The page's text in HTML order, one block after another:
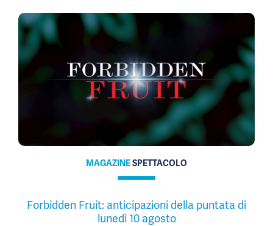
MAGAZINESPETTACOLO
Forbidden Fruit: anticipazioni della puntata di
lunedì 10 agosto